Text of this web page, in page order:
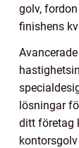
golv,
finishens
lösningar
ditt företag